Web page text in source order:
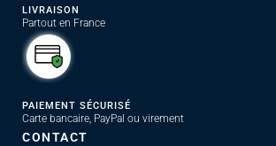
LIVRAISON
Partout en France
PAIEMENT SÉCURISÉ
Carte bancaire, PayPal ou virement
CONTACT